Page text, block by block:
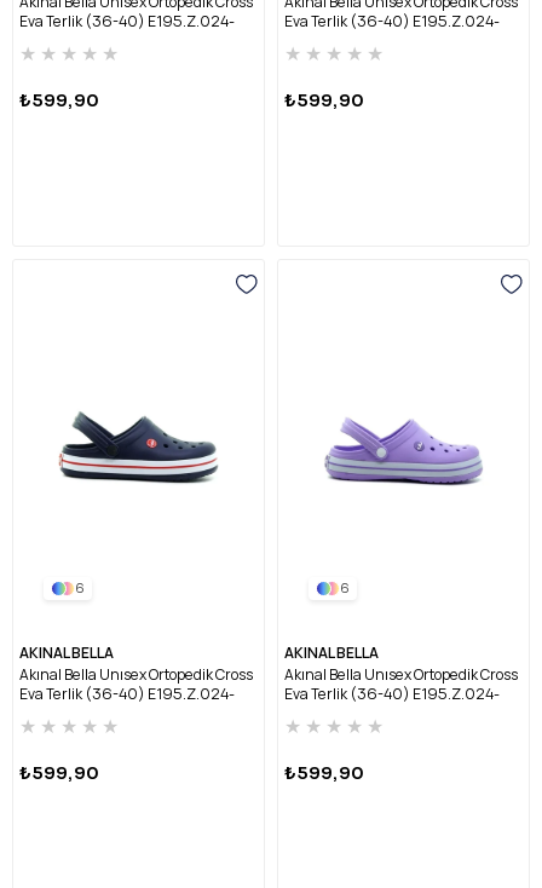
Eva Terlik (36-40) E195.Z.024-
★ ★ ★ ★ ★
₺599,90
Eva Terlik (36-40) E195.Z.024-
★ ★ ★ ★ ★
₺599,90
6
AKINAL BELLA
Akınal Bella Unısex Ortopedik Cross
Eva Terlik (36-40) E195.Z.024-
★ ★ ★ ★ ★
₺599,90
6
AKINAL BELLA
Akınal Bella Unısex Ortopedik Cross
Eva Terlik (36-40) E195.Z.024-
★ ★ ★ ★ ★
₺599,90